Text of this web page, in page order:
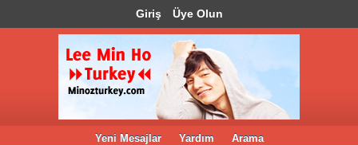
Giriş Üye Olun
Yeni Mesajlar Yardım Arama